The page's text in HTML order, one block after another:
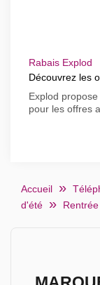
Rabais Explod
Découvrez les
Explod
pour les offres
Accueil
d'été